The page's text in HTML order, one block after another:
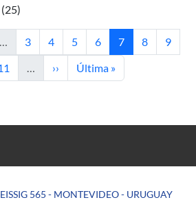
(25)
anterior
… Página
3 Página
4 Página
5 Página
6 Página actual
7 Página
8 Página
9
… Siguiente página
›› Última página
Última »
565 - MONTEVIDEO - URUGUAY